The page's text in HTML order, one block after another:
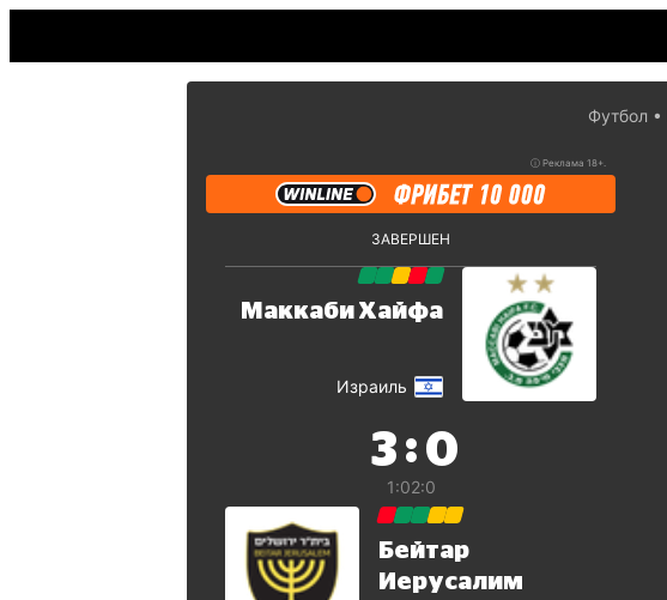
Футбол
ⓘ Реклама 18+.
ЗАВЕРШЕН
Маккаби Хайфа
Израиль
3 : 0
1:02:0
Бейтар
Иерусалим